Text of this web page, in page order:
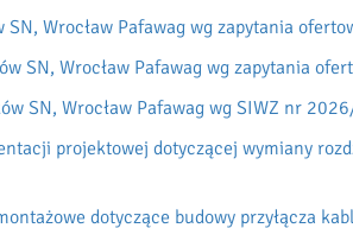
SN, Wrocław Pafawag wg zapytania
SN, Wrocław Pafawag wg zapytania
SN, Wrocław Pafawag wg SIWZ nr
projektowej dotyczącej wymiany
dotyczące budowy przyłącza